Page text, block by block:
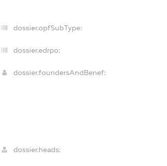
dossier.opfSubType:
dossier.edrpo:
dossier.foundersAndBenef:
dossier.heads: